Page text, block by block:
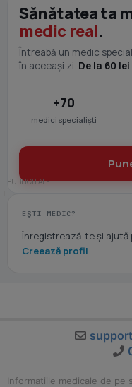
Sănătatea ta
medic real.
Întreabă un medic
în aceeași zi. De la 60
+70
medici specialiști
EȘTI MEDIC?
Înregistrează-te și ajută
Creează profil
Informatiile medicale de